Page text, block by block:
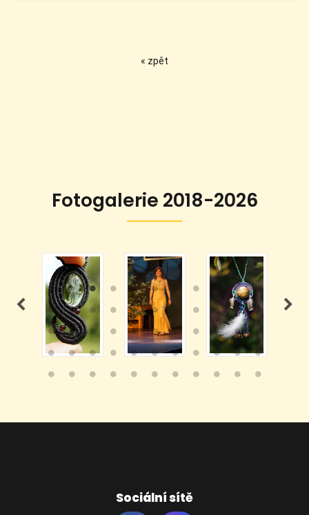
« zpět
Fotogalerie 2018-2026
Sociální sítě